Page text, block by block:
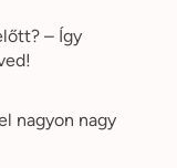
– Így
nagyon nagy